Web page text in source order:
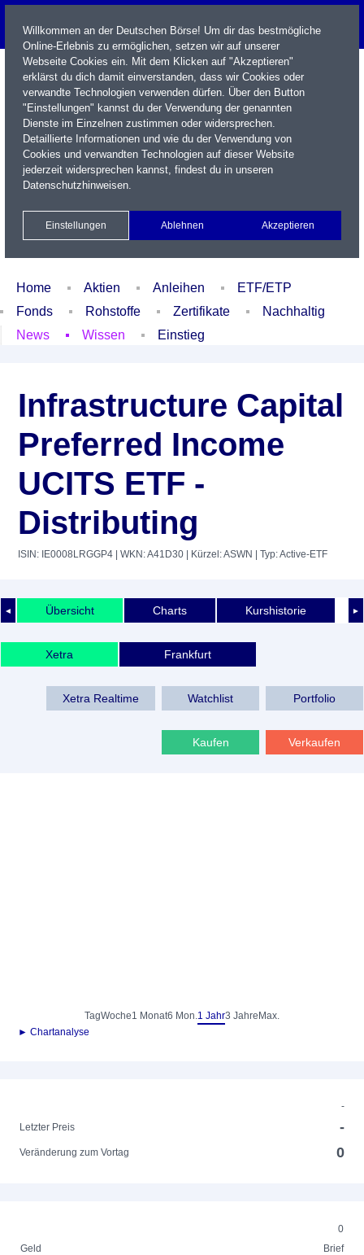
Name / WKN / ISIN / Kürzel
Xetra Realtime
Watchlist Portfolio Login
Home Aktien Anleihen
ETF/ETP
Fonds
Rohstoffe Zertifikate
Nachhaltig
News
Wissen Einstieg
Infrastructure Capital
Preferred Income
UCITS ETF -
Distributing
ISIN: IE0008LRGGP4 | WKN: A41D30 | Kürzel: ASWN | Typ: Active-ETF
◄ ►
Übersicht Charts Kurshistorie
Xetra Frankfurt
Xetra Realtime Watchlist Portfolio
Kaufen Verkaufen
TagWoche1 Monat6 Mon.1 Jahr3 Jahre Max.
► Chartanalyse
-
Letzter Preis
-
Veränderung zum Vortag 0
0
Geld
Brief
Willkommen an der Deutschen Börse! Um dir das bestmögliche
Online-Erlebnis zu ermöglichen, setzen wir auf unserer
Webseite Cookies ein. Mit dem Klicken auf "Akzeptieren"
erklärst du dich damit einverstanden, dass wir Cookies oder
verwandte Technologien verwenden dürfen. Über den Button
"Einstellungen" kannst du der Verwendung der genannten
Dienste im Einzelnen zustimmen oder widersprechen.
Detaillierte Informationen und wie du der Verwendung von
Cookies und verwandten Technologien auf dieser Website
jederzeit widersprechen kannst, findest du in unseren
Datenschutzhinweisen.
Einstellungen Ablehnen Akzeptieren